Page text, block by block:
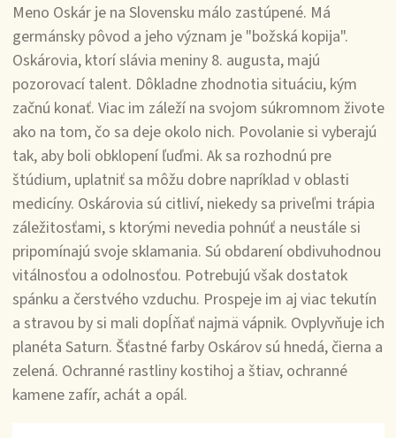
Meno Oskár je na Slovensku málo zastúpené. Má
germánsky pôvod a jeho význam je "božská kopija".
Oskárovia, ktorí slávia meniny 8. augusta, majú
pozorovací talent. Dôkladne zhodnotia situáciu, kým
začnú konať. Viac im záleží na svojom súkromnom živote
ako na tom, čo sa deje okolo nich. Povolanie si vyberajú
tak, aby boli obklopení ľuďmi. Ak sa rozhodnú pre
štúdium, uplatniť sa môžu dobre napríklad v oblasti
medicíny. Oskárovia sú citliví, niekedy sa priveľmi trápia
záležitosťami, s ktorými nevedia pohnúť a neustále si
pripomínajú svoje sklamania. Sú obdarení obdivuhodnou
vitálnosťou a odolnosťou. Potrebujú však dostatok
spánku a čerstvého vzduchu. Prospeje im aj viac tekutín
a stravou by si mali dopĺňať najmä vápnik. Ovplyvňuje ich
planéta Saturn. Šťastné farby Oskárov sú hnedá, čierna a
zelená. Ochranné rastliny kostihoj a štiav, ochranné
kamene zafír, achát a opál.